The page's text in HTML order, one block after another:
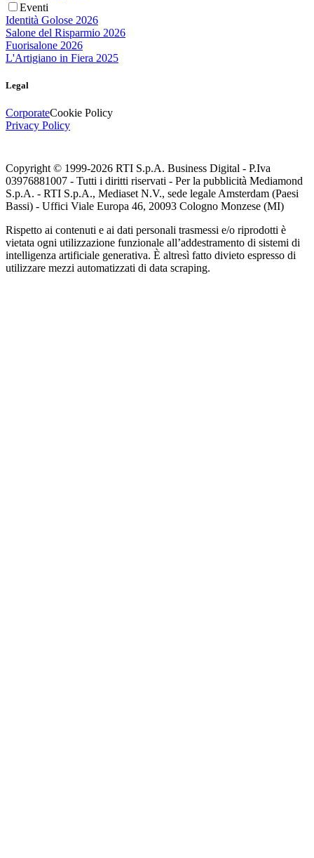
Eventi
Identità Golose 2026
Salone del Risparmio 2026
Fuorisalone 2026
L'Artigiano in Fiera 2025
Legal
CorporateCookie Policy
Privacy Policy
Copyright © 1999-2026 RTI S.p.A. Business Digital - P.Iva
03976881007 - Tutti i diritti riservati - Per la pubblicità Mediamond
S.p.A. - RTI S.p.A., Mediaset N.V., sede legale Amsterdam (Paesi
Bassi) - Uffici Viale Europa 46, 20093 Cologno Monzese (MI)
Rispetto ai contenuti e ai dati personali trasmessi e/o riprodotti è
vietata ogni utilizzazione funzionale all’addestramento di sistemi di
intelligenza artificiale generativa. È altresì fatto divieto espresso di
utilizzare mezzi automatizzati di data scraping.